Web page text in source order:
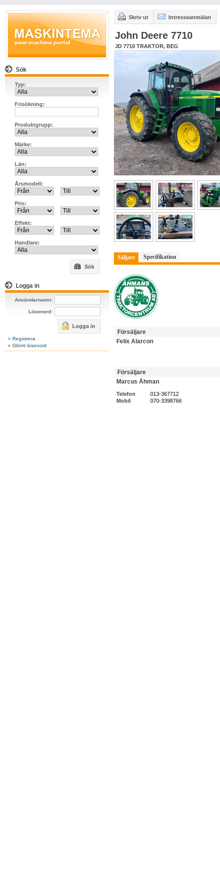
Sök
Typ:
Frisökning:
Produktgrupp:
Märke:
Län:
Årsmodell:
Pris:
Effekt:
Handlare:
Sök
Logga in
Användarnamn:
Lösenord:
Logga in
» Registrera
» Glömt lösenord
Skriv ut Intresseanmälan
John Deere 7710
JD 7710 TRAKTOR, BEG
Säljare Specifikation
Försäljare
Felix Alarcon
Försäljare
Marcus Åhman
Telefon
013-367712
Mobil
070-3398766